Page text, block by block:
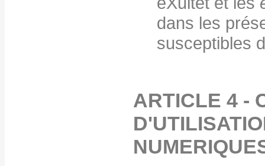
dans les
susceptibles
ARTICLE 4 -